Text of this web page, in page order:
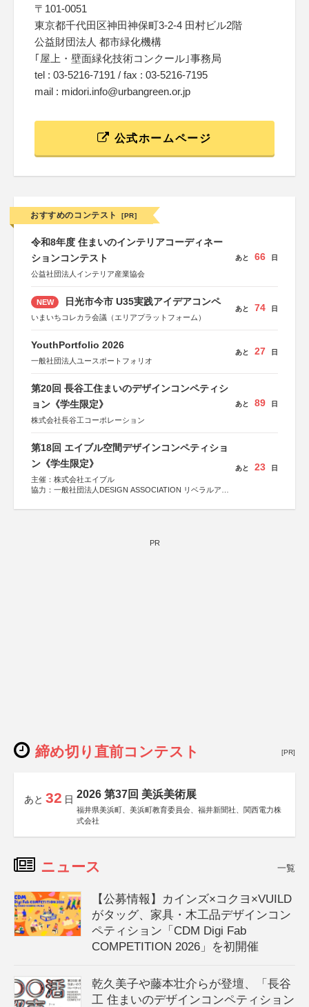
〒101-0051
東京都千代田区神田神保町3-2-4 田村ビル2階
公益財団法人 都市緑化機構
｢屋上・壁面緑化技術コンクール｣事務局
tel : 03-5216-7191 / fax : 03-5216-7195
mail : midori.info@urbangreen.or.jp
公式ホームページ
おすすめのコンテスト [PR]
令和8年度 住まいのインテリアコーディネー
ションコンテスト
公益社団法人インテリア産業協会
あと 66 日
NEW 日光市今市 U35実践アイデアコンペ
いまいちコレカラ会議（エリアプラットフォーム）
あと 74 日
YouthPortfolio 2026
一般社団法人ユースポートフォリオ
あと 27 日
第20回 長谷工住まいのデザインコンペティシ
ョン《学生限定》
株式会社長谷工コーポレーション
あと 89 日
第18回 エイブル空間デザインコンペティショ
ン《学生限定》
主催：株式会社エイブル
協力：一般社団法人DESIGN ASSOCIATION リベラルアー
運営：TOKYO COMPANY株式会社
あと 23 日
PR
締め切り直前コンテスト [PR]
あと 32 日 2026 第37回 美浜美術展
福井県美浜町、美浜町教育委員会、福井新聞社、関西電力株
式会社
ニュース 一覧
【公募情報】カインズ×コクヨ×VUILD
がタッグ、家具・木工品デザインコン
ペティション「CDM Digi Fab
COMPETITION 2026」を初開催
乾久美子や藤本壮介らが登壇、「長谷
工 住まいのデザインコンペティション